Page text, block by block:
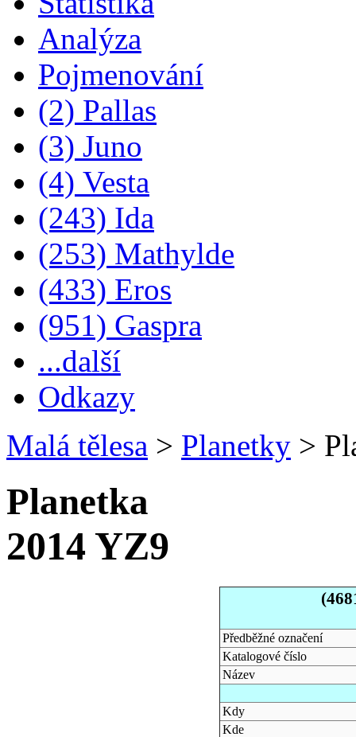
Analýza
Pojmenování
(2) Pallas
(3) Juno
(4) Vesta
(243) Ida
(253) Mathylde
(433) Eros
(951) Gaspra
...další
Odkazy
Malá tělesa > Planetky >
Planetka
2014 YZ9
Předběžné označení
Katalogové číslo
Název
Kdy
Kde